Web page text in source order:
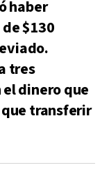
haber
$130
tres
dinero que
transferir